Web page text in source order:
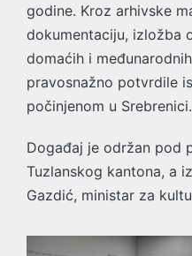
godine. Kroz arhivske
dokumentaciju, izložba
domaćih i
pravosnažno potvrdile
počinjenom u Srebrenici.
Događaj je održan pod
Tuzlanskog kantona, a
Gazdić, ministar za